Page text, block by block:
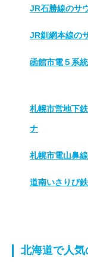
JR石勝線のサ
JR釧網本線の
函館市電５系
札幌市営地下
ナ
札幌市電山鼻
道南いさりび
北海道で人